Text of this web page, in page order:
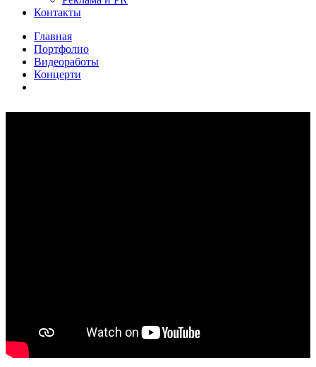
Контакты
Главная
Портфолио
Видеоработы
Концерти